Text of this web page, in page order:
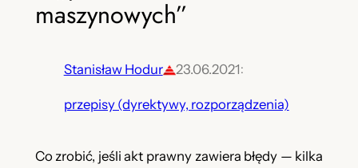
maszynowych”
Stanisław Hodur 23.06.2021:
przepisy (dyrektywy, rozporządzenia)
Co zrobić, jeśli akt prawny zawiera błędy — kilka